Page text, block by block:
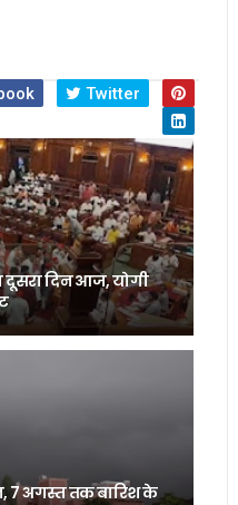
Twitter
दूसरा दिन आज, योगी
7 अगस्त तक बारिश के